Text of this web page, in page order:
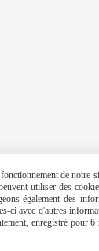
de notre
utiliser des
également des
ci avec d'autres
enregistré